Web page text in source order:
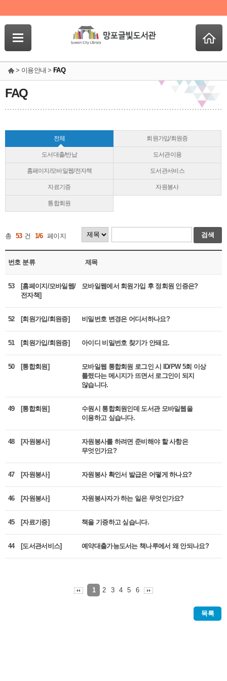
> 이용안내 > FAQ
FAQ
전체 회원가입/회원증
도서대출/반납 도서관이용
홈페이지/모바일웹/전자책 도서관서비스
자료기증 자원봉사
통합회원
총 53 건 1/6 페이지 검색
번호 분류 제목
53
[홈페이지/모바일웹/
전자책]
모바일웹에서 회원가입 후 정회원 인증은?
52 [회원가입/회원증] 비밀번호 변경은 어디서하나요?
51 [회원가입/회원증] 아이디 비밀번호 찾기가 안돼요.
50 [통합회원]
모바일웹 통합회원 로그인 시 ID/PW 5회 이상
틀렸다는 메시지가 뜨면서 로그인이 되지
않습니다.
49 [통합회원]
수원시 통합회원인데 도서관 모바일웹을
이용하고 싶습니다.
48 [자원봉사]
자원봉사를 하려면 준비해야 할 사항은
무엇인가요?
47 [자원봉사] 자원봉사 확인서 발급은 어떻게 하나요?
46 [자원봉사] 자원봉사자가 하는 일은 무엇인가요?
45 [자료기증] 책을 기증하고 싶습니다.
44 [도서관서비스] 예약대출가능도서는 책나루에서 왜 안되나요?
1 2 3 4 5 6
목록